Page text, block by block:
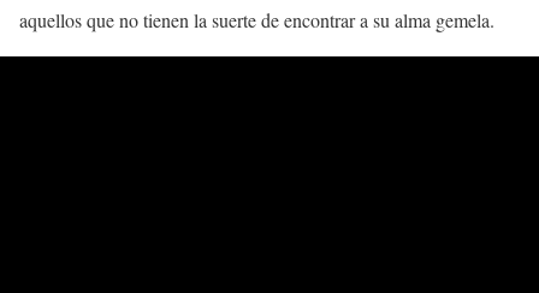
aquellos que no tienen la suerte de encontrar a su alma gemela.